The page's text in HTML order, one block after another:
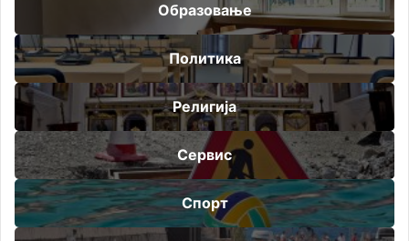
Образовање
Политика
Религија
Сервис
Спорт